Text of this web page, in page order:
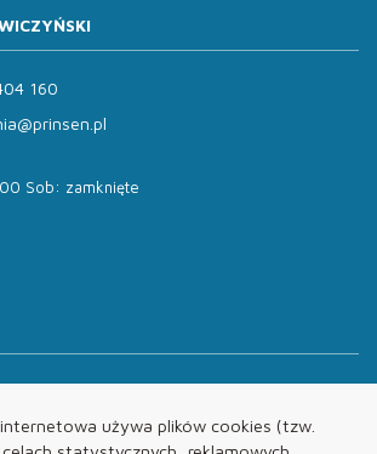
używa plików cookies (tzw.
160
Sob: zamknięte